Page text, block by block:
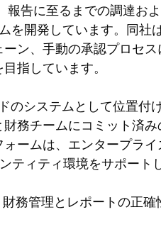
告に至るまでの調達お
を開発しています。同社
ン、手動の承認プロセ
指しています。
のシステムとして位置付
務チームにコミット済
ームは、エンタープラ
ティティ環境をサポート
務管理とレポートの正